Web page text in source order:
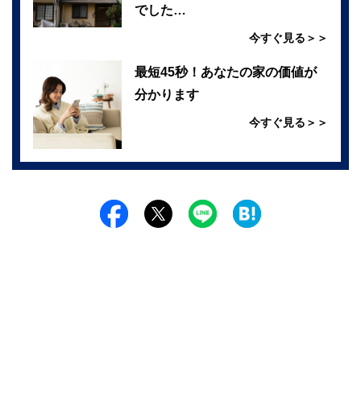
でした…
今すぐ見る＞＞
最短45秒！あなたの家の価値が
分かります
今すぐ見る＞＞